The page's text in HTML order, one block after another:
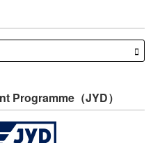
Programme（JYD）